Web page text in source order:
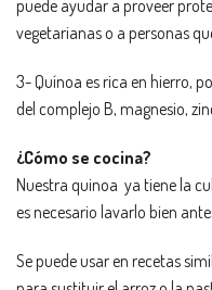
puede ayudar a proveer
vegetarianas o a personas
3- Quínoa es rica en hierro,
del complejo B, magnesio,
¿Cómo se cocina?
Nuestra quinoa ya tiene la
es necesario lavarlo bien
Se puede usar en recetas